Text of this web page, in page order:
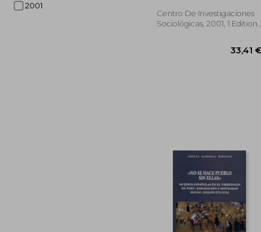
2001
(Monografías) (in
Spanish)
Centro De Investigaciones
Sociológicas, 2001, 1 Edition,